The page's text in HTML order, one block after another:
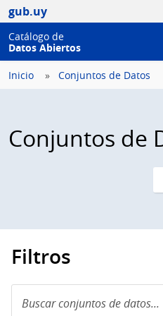
gub.uy
Catálogo de
Datos Abiertos
Inicio Conjuntos de Datos
Conjuntos de
Filtros
conjuntos